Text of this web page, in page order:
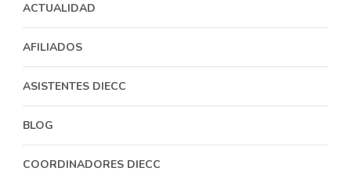
ACTUALIDAD
AFILIADOS
ASISTENTES DIECC
BLOG
COORDINADORES DIECC